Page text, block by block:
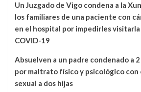
Un Juzgado de Vigo condena a la
los familiares de una paciente con
en el hospital por impedirles
COVID-19
Absuelven a un padre condenado a
por maltrato físico y psicológico
sexual a dos hijas